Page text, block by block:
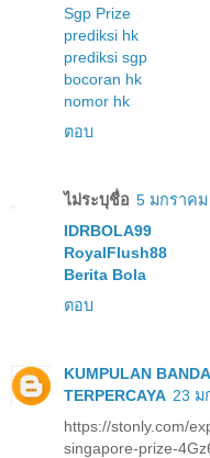
Sgp Prize
prediksi hk
prediksi sgp
bocoran hk
nomor hk
ตอบ
ไม่ระบุชื่อ 5 มกราคม
IDRBOLA99
RoyalFlush88
Berita Bola
ตอบ
KUMPULAN
TERPERCAYA 23 ม
https://stonly.com/
singapore-prize-